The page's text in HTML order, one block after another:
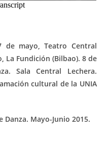
de mayo, Teatro Central
La Fundición (Bilbao). 8 de
Sala Central Lechera.
cultural de la UNIA
Danza. Mayo-Junio 2015.